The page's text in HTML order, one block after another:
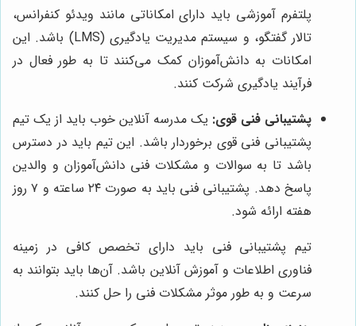
پلتفرم آموزشی باید دارای امکاناتی مانند ویدئو کنفرانس،
تالار گفتگو، و سیستم مدیریت یادگیری (LMS) باشد. این
امکانات به دانش‌آموزان کمک می‌کنند تا به طور فعال در
فرآیند یادگیری شرکت کنند.
پشتیبانی فنی قوی: یک مدرسه آنلاین خوب باید از یک تیم
پشتیبانی فنی قوی برخوردار باشد. این تیم باید در دسترس
باشد تا به سوالات و مشکلات فنی دانش‌آموزان و والدین
پاسخ دهد. پشتیبانی فنی باید به صورت ۲۴ ساعته و ۷ روز
هفته ارائه شود.
تیم پشتیبانی فنی باید دارای تخصص کافی در زمینه
فناوری اطلاعات و آموزش آنلاین باشد. آن‌ها باید بتوانند به
سرعت و به طور موثر مشکلات فنی را حل کنند.